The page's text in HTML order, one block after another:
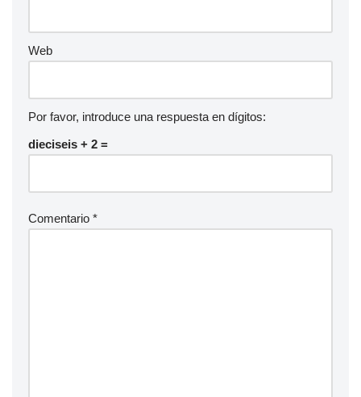
Web
Por favor, introduce una respuesta en dígitos:
dieciseis + 2 =
Comentario *